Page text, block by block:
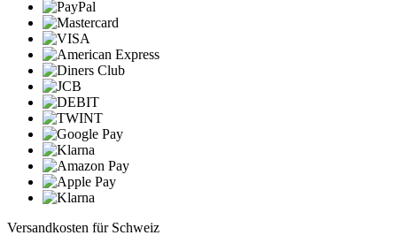
Versandkosten für Schweiz